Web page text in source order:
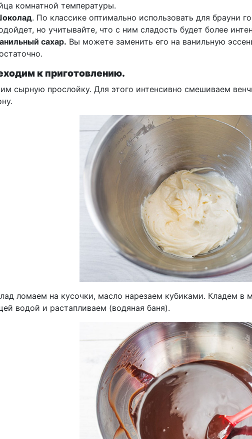
комнатной температуры.
. По классике оптимально использовать для брауни
но учитывайте, что с ним сладость будет более
сахар. Вы можете заменить его на ванильную
к приготовлению.
сырную прослойку. Для этого интенсивно смешиваем
ломаем на кусочки, масло нарезаем кубиками. Кладем в
водой и растапливаем (водяная баня).